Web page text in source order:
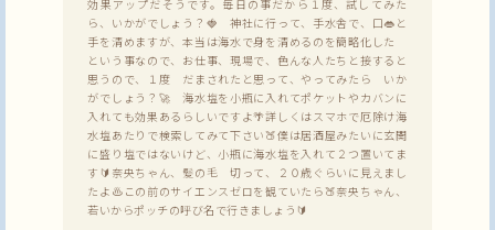
効果アップだそうです。毎日の事だから１度、試してみた
ら、いかがでしょう？🍓 神社に行って、手水舎で、口👄と
手を清めますが、本当は海水で身を清めるのを簡略化した
という事なので、お仕事、現場で、色んな人たちと接すると
思うので、１度 だまされたと思って、やってみたら いか
がでしょう？🚀 海水塩を小瓶に入れてポケットやカバンに
入れても効果あるらしいですよ🌴詳しくはスマホで厄除け海
水塩あたりで検索してみて下さい🍑僕は居酒屋みたいに玄関
に盛り塩ではないけど、小瓶に海水塩を入れて２つ置いてま
す🔰奈央ちゃん、髪の毛 切って、２０歳ぐらいに見えまし
たよ♨この前のサイエンスゼロを観ていたら🍑奈央ちゃん、
若いからポッチの呼び名で行きましょう🔰